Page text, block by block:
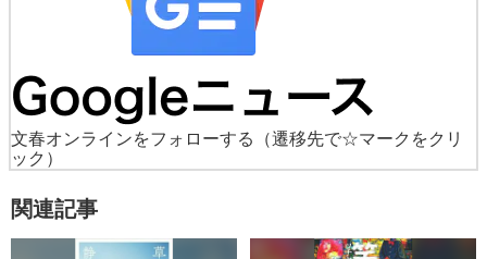
文春オンラインをフォローする
（遷移先で☆マークをクリ
ック）
関連記事